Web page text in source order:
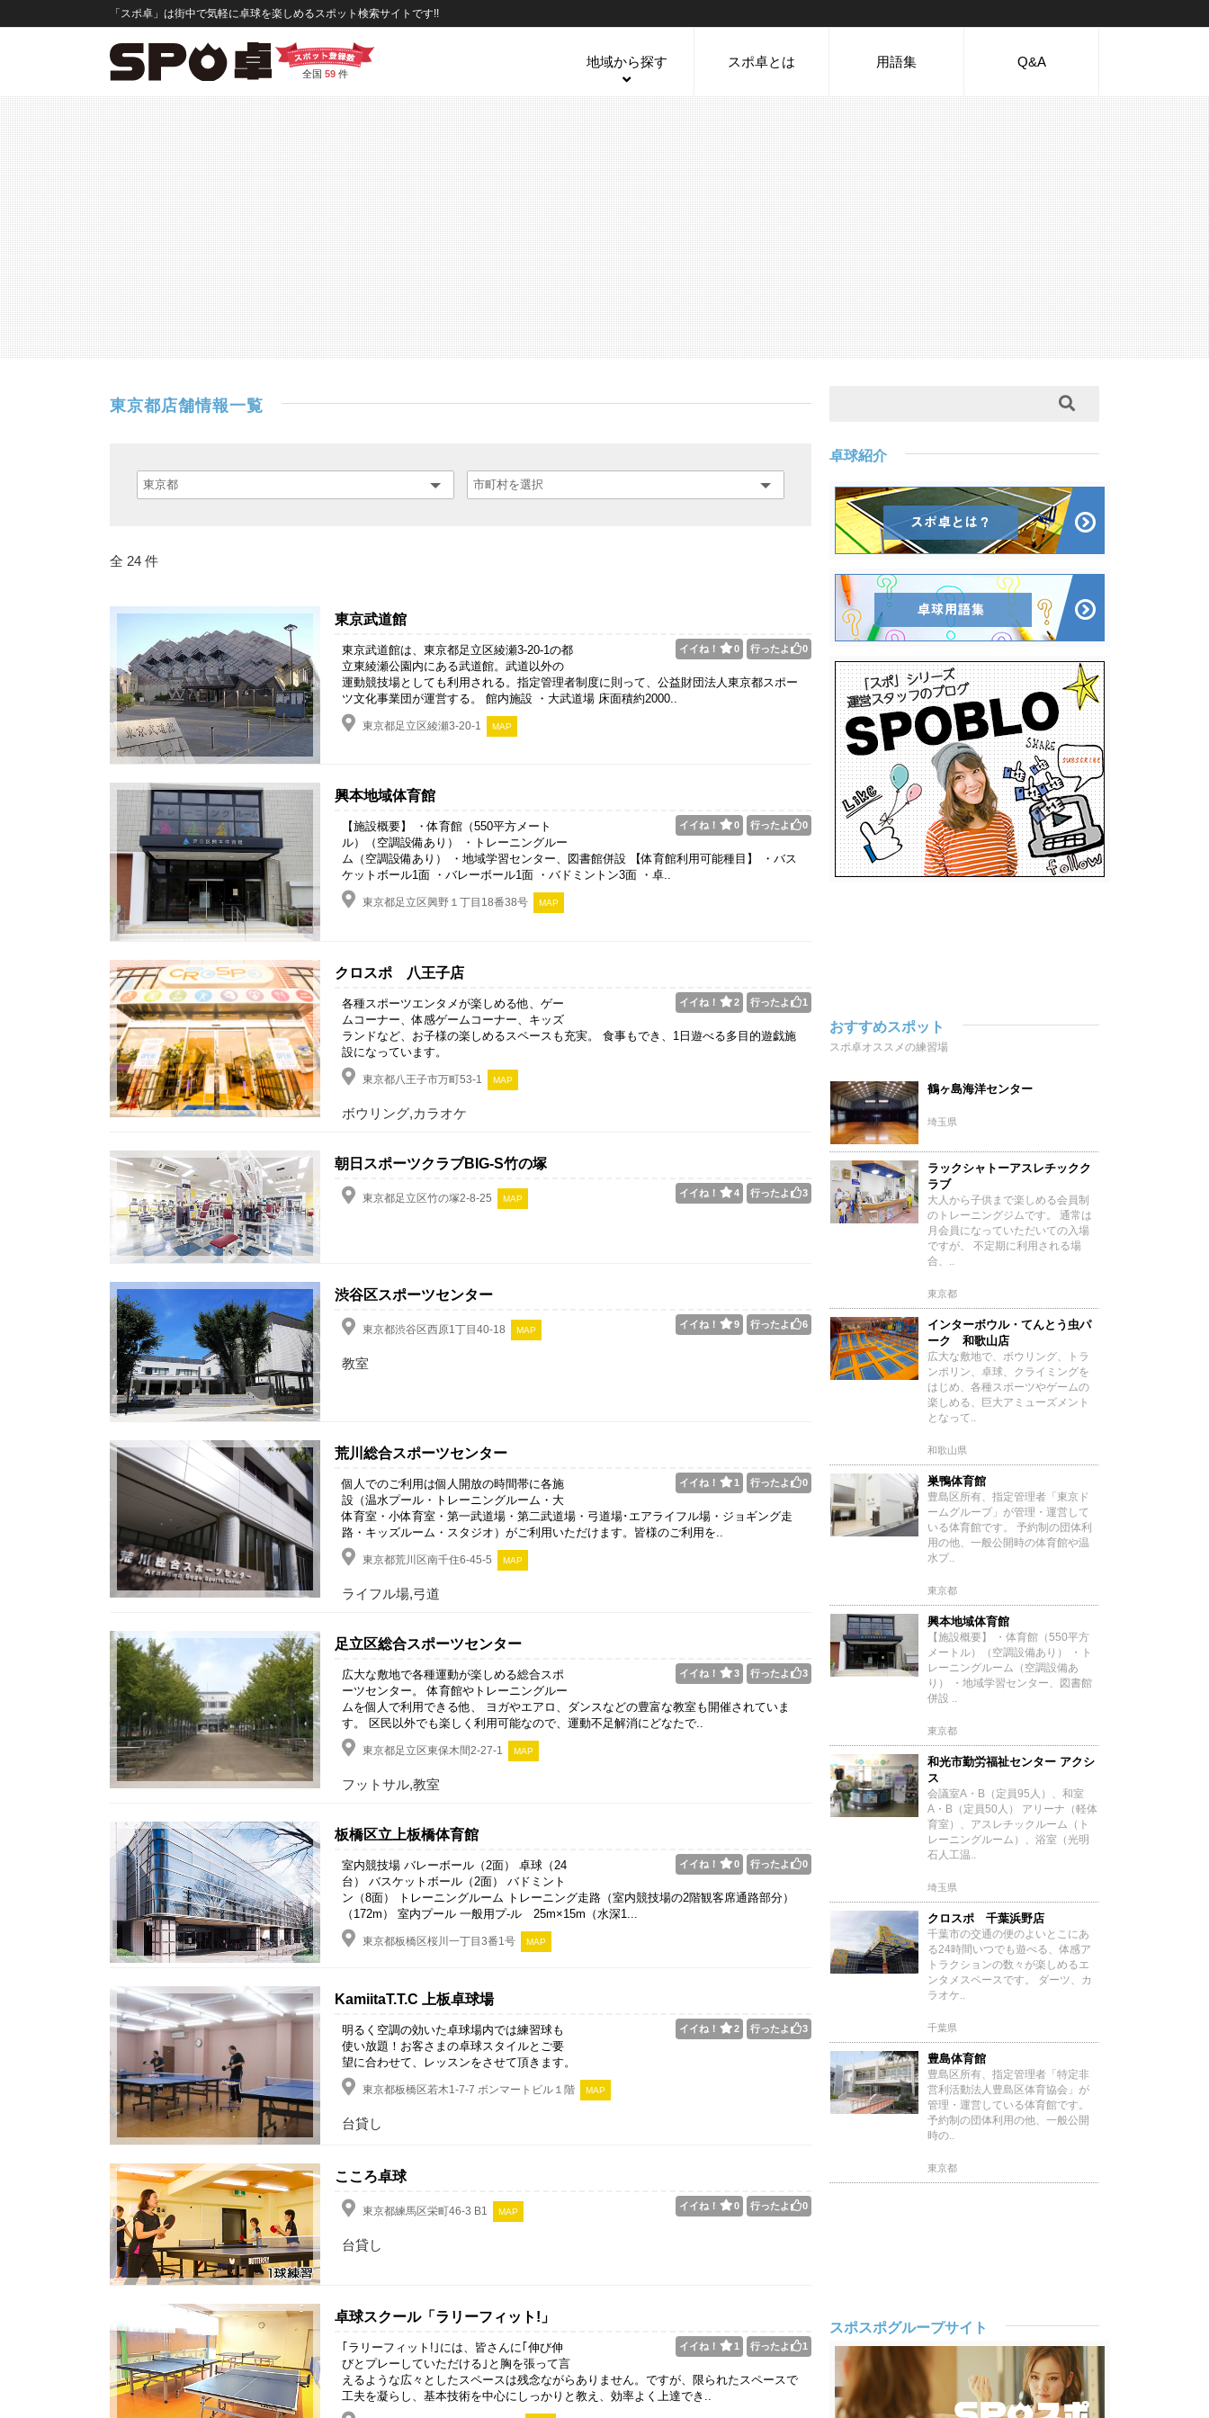
「スポ卓」は街中で気軽に卓球を楽しめるスポット検索サイトです!!
全国 59件
地域から探す スポ卓とは 用語集 Q&A
東京都店舗情報一覧
全 24 件
東京武道館
イイね！ 0 行ったよ 0
東京武道館は、東京都足立区綾瀬3-20-1の都
立東綾瀬公園内にある武道館。武道以外の
運動競技場としても利用される。指定管理者制度に則って、公益財団法人東京都スポー
ツ文化事業団が運営する。 館内施設 ・大武道場 床面積約2000..
東京都足立区綾瀬3-20-1 MAP
興本地域体育館
イイね！ 0 行ったよ 0
【施設概要】 ・体育館（550平方メート
ル）（空調設備あり） ・トレーニングルー
ム（空調設備あり） ・地域学習センター、図書館併設 【体育館利用可能種目】 ・バス
ケットボール1面 ・バレーボール1面 ・バドミントン3面 ・卓..
東京都足立区興野１丁目18番38号 MAP
クロスポ 八王子店
イイね！ 2 行ったよ 1
各種スポーツエンタメが楽しめる他、ゲー
ムコーナー、体感ゲームコーナー、キッズ
ランドなど、お子様の楽しめるスペースも充実。 食事もでき、1日遊べる多目的遊戯施
設になっています。
東京都八王子市万町53-1 MAP
ボウリング,カラオケ
朝日スポーツクラブBIG-S竹の塚
イイね！ 4 行ったよ 3
東京都足立区竹の塚2-8-25 MAP
渋谷区スポーツセンター
イイね！ 9 行ったよ 6
東京都渋谷区西原1丁目40-18 MAP
教室
荒川総合スポーツセンター
イイね！ 1 行ったよ 0
個人でのご利用は個人開放の時間帯に各施
設（温水プール・トレーニングルーム・大
体育室・小体育室・第一武道場・第二武道場・弓道場･エアライフル場・ジョギング走
路・キッズルーム・スタジオ）がご利用いただけます。皆様のご利用を..
東京都荒川区南千住6-45-5 MAP
ライフル場,弓道
足立区総合スポーツセンター
イイね！ 3 行ったよ 3
広大な敷地で各種運動が楽しめる総合スポ
ーツセンター。 体育館やトレーニングルー
ムを個人で利用できる他、 ヨガやエアロ、ダンスなどの豊富な教室も開催されていま
す。 区民以外でも楽しく利用可能なので、運動不足解消にどなたで..
東京都足立区東保木間2-27-1 MAP
フットサル,教室
板橋区立上板橋体育館
イイね！ 0 行ったよ 0
室内競技場 バレーボール（2面） 卓球（24
台） バスケットボール（2面） バドミント
ン（8面） トレーニングルーム トレーニング走路（室内競技場の2階観客席通路部分）
（172m） 室内プール 一般用プ-ル 25m×15m（水深1...
東京都板橋区桜川一丁目3番1号 MAP
KamiitaT.T.C 上板卓球場
イイね！ 2 行ったよ 3
明るく空調の効いた卓球場内では練習球も
使い放題！お客さまの卓球スタイルとご要
望に合わせて、レッスンをさせて頂きます。
東京都板橋区若木1-7-7 ボンマートビル１階 MAP
台貸し
こころ卓球
イイね！ 0 行ったよ 0
東京都練馬区栄町46-3 B1 MAP
台貸し
卓球スクール「ラリーフィット!」
イイね！ 1 行ったよ 1
｢ラリーフィット!｣には、皆さんに｢伸び伸
びとプレーしていただける｣と胸を張って言
えるような広々としたスペースは残念ながらありません。ですが、限られたスペースで
工夫を凝らし、基本技術を中心にしっかりと教え、効率よく上達でき..
卓球紹介
おすすめスポット
スポ卓オススメの練習場
鶴ヶ島海洋センター
埼玉県
ラックシャトーアスレチックク
ラブ
大人から子供まで楽しめる会員制
のトレーニングジムです。 通常は
月会員になっていただいての入場
ですが、 不定期に利用される場
合、..
東京都
インターボウル・てんとう虫パ
ーク 和歌山店
広大な敷地で、ボウリング、トラ
ンポリン、卓球、クライミングを
はじめ、各種スポーツやゲームの
楽しめる、巨大アミューズメント
となって..
和歌山県
巣鴨体育館
豊島区所有、指定管理者「東京ド
ームグループ」が管理・運営して
いる体育館です。 予約制の団体利
用の他、一般公開時の体育館や温
水プ..
東京都
興本地域体育館
【施設概要】 ・体育館（550平方
メートル）（空調設備あり） ・ト
レーニングルーム（空調設備あ
り） ・地域学習センター、図書館
併設 ..
東京都
和光市勤労福祉センター アクシ
ス
会議室A・B（定員95人）、和室
A・B（定員50人） アリーナ（軽体
育室）、アスレチックルーム（ト
レーニングルーム）、浴室（光明
石人工温..
埼玉県
クロスポ 千葉浜野店
千葉市の交通の便のよいとこにあ
る24時間いつでも遊べる、体感ア
トラクションの数々が楽しめるエ
ンタメスペースです。 ダーツ、カ
ラオケ..
千葉県
豊島体育館
豊島区所有、指定管理者「特定非
営利活動法人豊島区体育協会」が
管理・運営している体育館です。
予約制の団体利用の他、一般公開
時の..
東京都
スポスポグループサイト